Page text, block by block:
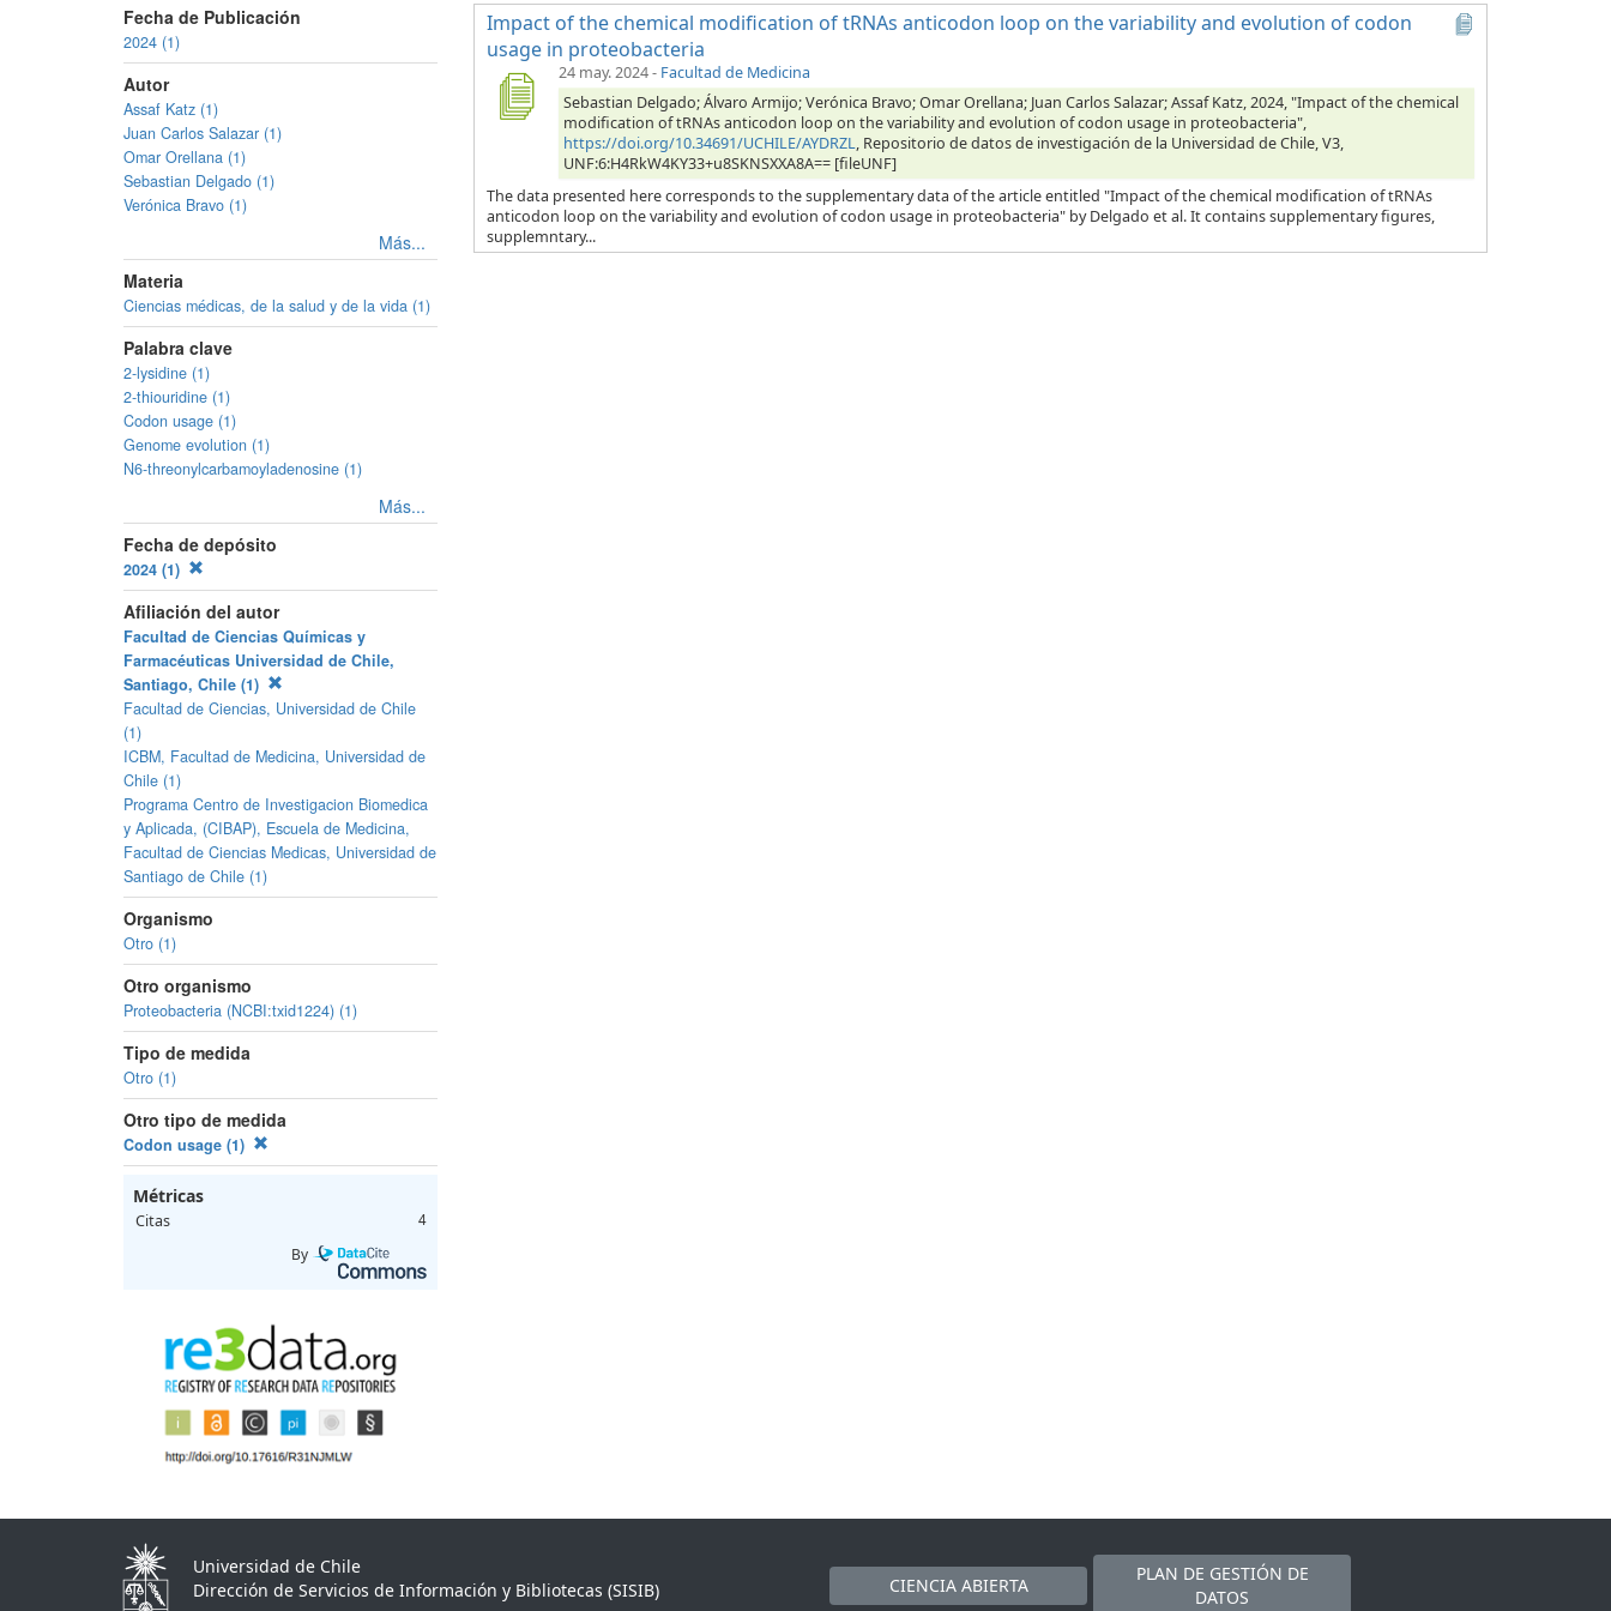
Fecha de Publicación
2024 (1)
Autor
Assaf Katz (1)
Juan Carlos Salazar (1)
Omar Orellana (1)
Sebastian Delgado (1)
Verónica Bravo (1)
Más...
Materia
Ciencias médicas, de la salud y de la vida (1)
Palabra clave
2-lysidine (1)
2-thiouridine (1)
Codon usage (1)
Genome evolution (1)
N6-threonylcarbamoyladenosine (1)
Más...
Fecha de depósito
2024 (1)
Afiliación del autor
Facultad de Ciencias Químicas y
Farmacéuticas Universidad de Chile,
Santiago, Chile (1)
Facultad de Ciencias, Universidad de Chile
(1)
ICBM, Facultad de Medicina, Universidad de
Chile (1)
Programa Centro de Investigacion Biomedica
y Aplicada, (CIBAP), Escuela de Medicina,
Facultad de Ciencias Medicas, Universidad de
Santiago de Chile (1)
Organismo
Otro (1)
Otro organismo
Proteobacteria (NCBI:txid1224) (1)
Tipo de medida
Otro (1)
Otro tipo de medida
Codon usage (1)
Métricas
Citas 4
By
Impact of the chemical modification of tRNAs anticodon loop on the variability and evolution of codon
usage in proteobacteria
24 may. 2024- Facultad de Medicina
Sebastian Delgado; Álvaro Armijo; Verónica Bravo; Omar Orellana; Juan Carlos Salazar; Assaf Katz, 2024, "Impact of the chemical
modification of tRNAs anticodon loop on the variability and evolution of codon usage in proteobacteria",
https://doi.org/10.34691/UCHILE/AYDRZL, Repositorio de datos de investigación de la Universidad de Chile, V3,
UNF:6:H4RkW4KY33+u8SKNSXXA8A== [fileUNF]
The data presented here corresponds to the supplementary data of the article entitled "Impact of the chemical modification of tRNAs
anticodon loop on the variability and evolution of codon usage in proteobacteria" by Delgado et al. It contains supplementary figures,
supplemntary...
Universidad de Chile
Dirección de Servicios de Información y Bibliotecas (SISIB)
CIENCIA ABIERTA
PLAN DE GESTIÓN DE
DATOS